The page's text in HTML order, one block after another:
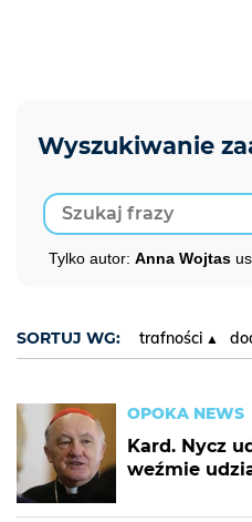
Tylko autor: Anna Wojtas
SORTUJ WG: trafności
OPOKA NEWS
Kard. Nycz
weźmie